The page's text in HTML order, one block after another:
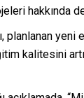
hakkında
planlanan yeni
kalitesini